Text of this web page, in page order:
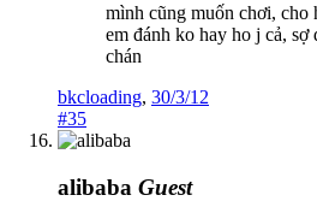
mình cũng muốn chơi, cho
em đánh ko hay ho j cả, sợ
chán
bkcloading, 30/3/12
#35
alibaba Guest